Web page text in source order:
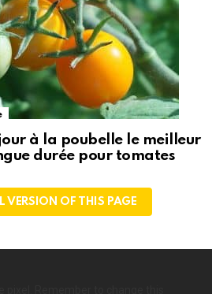
à la poubelle le meilleur
durée pour tomates
VERSION OF THIS PAGE